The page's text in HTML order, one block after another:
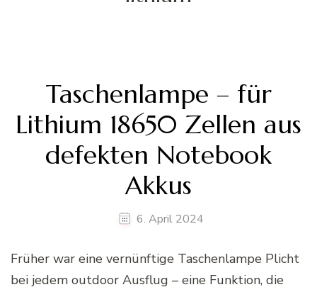
Taschenlampe – für
Lithium 18650 Zellen aus
defekten Notebook
Akkus
6. April 2024
Früher war eine vernünftige Taschenlampe Plicht
bei jedem outdoor Ausflug – eine Funktion, die